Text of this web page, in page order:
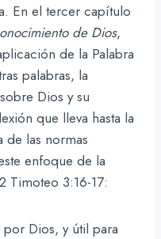
En el tercer capítulo
de Dios,
de la Palabra
palabras, la
Dios y su
que lleva hasta la
las normas
enfoque de la
Timoteo 3:16-17:
por Dios, y útil para